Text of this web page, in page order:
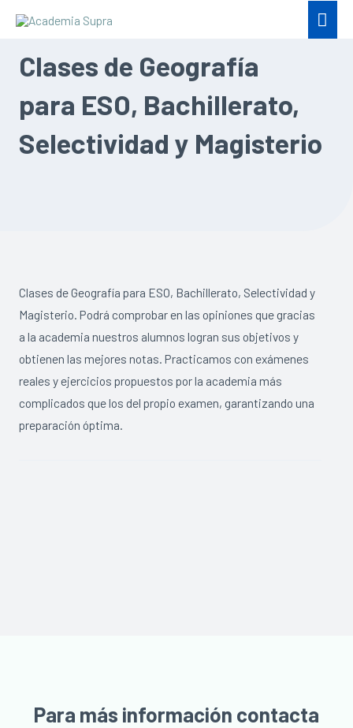
Clases de Geografía
para ESO, Bachillerato,
Selectividad y Magisterio
Clases de Geografía para ESO, Bachillerato, Selectividad y
Magisterio. Podrá comprobar en las opiniones que gracias
a la academia nuestros alumnos logran sus objetivos y
obtienen las mejores notas. Practicamos con exámenes
reales y ejercicios propuestos por la academia más
complicados que los del propio examen, garantizando una
preparación óptima.
Para más información contacta